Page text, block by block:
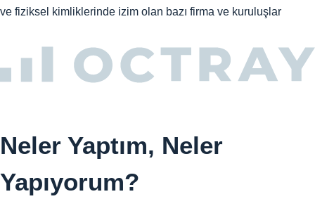
ve fiziksel kimliklerinde izim olan bazı firma ve kuruluşlar
Neler Yaptım, Neler
Yapıyorum?